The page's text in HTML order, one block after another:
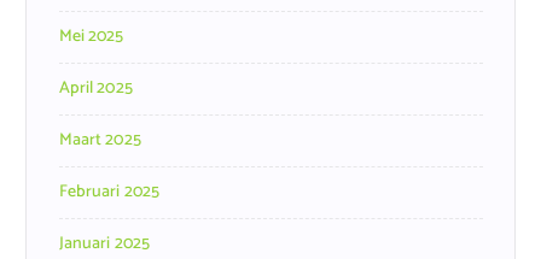
Mei 2025
April 2025
Maart 2025
Februari 2025
Januari 2025